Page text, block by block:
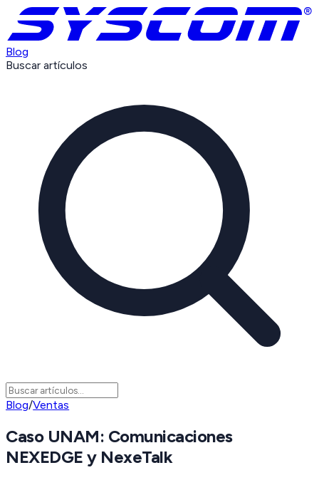
Blog
Buscar artículos
Blog/Ventas
Caso UNAM: Comunicaciones
NEXEDGE y NexeTalk